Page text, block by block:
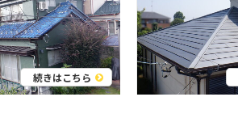
続きはこちら